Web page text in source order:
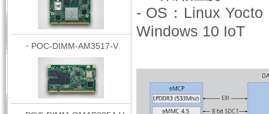
・POC-DIMM-AM3517-V
- OS：Linux
Windows 10 IoT